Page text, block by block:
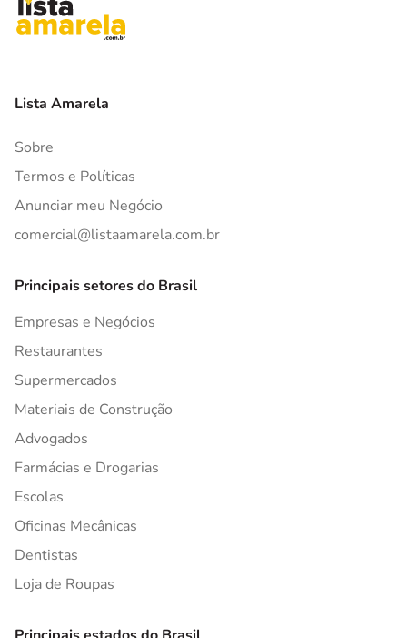
Lista Amarela
Sobre
Termos e Políticas
Anunciar meu Negócio
comercial@listaamarela.com.br
Principais setores do Brasil
Empresas e Negócios
Restaurantes
Supermercados
Materiais de Construção
Advogados
Farmácias e Drogarias
Escolas
Oficinas Mecânicas
Dentistas
Loja de Roupas